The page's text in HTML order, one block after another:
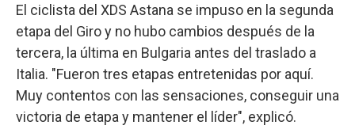
El ciclista del XDS Astana se impuso en la segunda
etapa del Giro y no hubo cambios después de la
tercera, la última en Bulgaria antes del traslado a
Italia. "Fueron tres etapas entretenidas por aquí.
Muy contentos con las sensaciones, conseguir una
victoria de etapa y mantener el líder", explicó.